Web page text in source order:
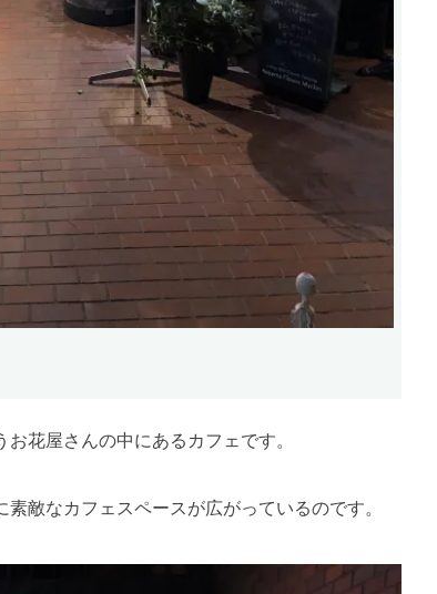
花屋さんの中にあるカフェです。
敵なカフェスペースが広がっているのです。